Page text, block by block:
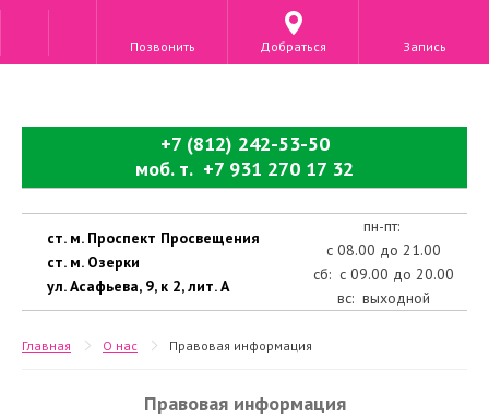
Позвонить Добраться Запись
+7 (812) 242-53-50
моб. т. +7 931 270 17 32
ст. м. Проспект Просвещения
ст. м. Озерки
ул. Асафьева, 9, к 2, лит. А
пн-пт:
с 08.00 до 21.00
сб: с 09.00 до 20.00
вс: выходной
Главная О нас Правовая информация
Правовая информация